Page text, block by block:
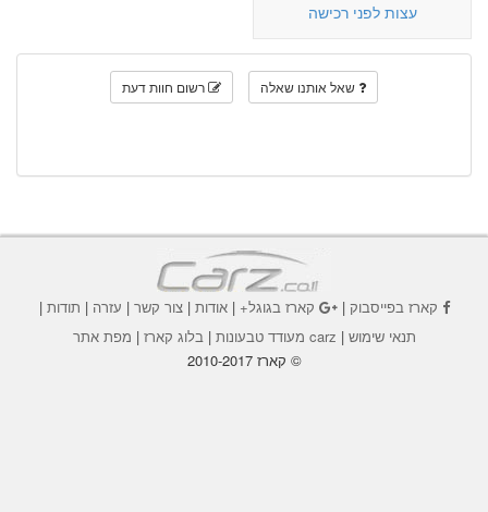
עצות לפני רכישה
שאל אותנו שאלה רשום חוות דעת
קארז בפייסבוק| קארז בגוגל+|אודות |צור קשר | עזרה | תודות |
תנאי שימוש | carz מעודד טבעונות | בלוג קארז | מפת אתר
© קארז 2010-2017